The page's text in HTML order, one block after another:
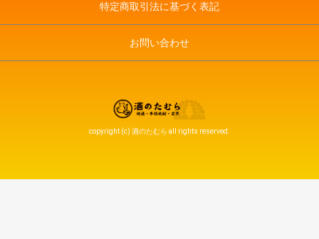
特定商取引法に基づく表記
お問い合わせ
copyright (c) 酒のたむら all rights reserved.